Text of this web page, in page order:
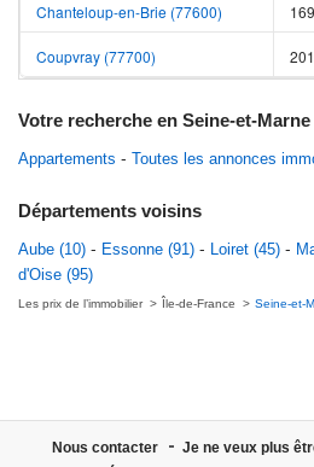
Chanteloup-en-Brie (77600)
Coupvray (77700)
Votre recherche en Seine-et-Marne
Appartements Toutes les annonces
Départements voisins
Aube (10) Essonne (91) Loiret (45)
d'Oise (95)
Les prix de l’immobilier Île-de-France Seine-et-
Nous contacter
Je ne veux plus